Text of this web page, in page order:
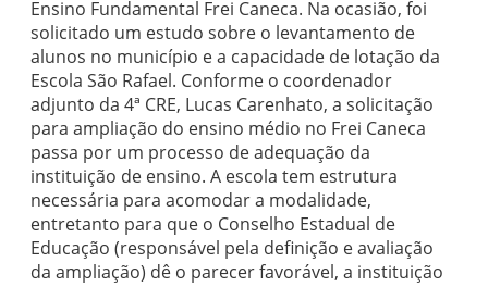
Ensino Fundamental Frei Caneca. Na ocasião, foi
solicitado um estudo sobre o levantamento de
alunos no município e a capacidade de lotação da
Escola São Rafael. Conforme o coordenador
adjunto da 4ª CRE, Lucas Carenhato, a solicitação
para ampliação do ensino médio no Frei Caneca
passa por um processo de adequação da
instituição de ensino. A escola tem estrutura
necessária para acomodar a modalidade,
entretanto para que o Conselho Estadual de
Educação (responsável pela definição e avaliação
da ampliação) dê o parecer favorável, a instituição